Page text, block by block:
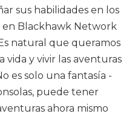
sus habilidades en los
Blackhawk Network
natural que queramos
vida y vivir las aventuras
es solo una fantasía -
puede tener
ahora mismo